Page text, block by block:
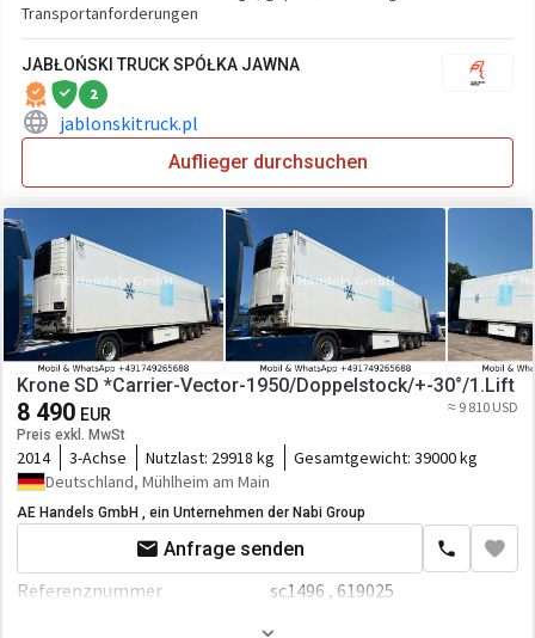
Aufbau
Laderaum-Länge
13400 mm
Laderaum-Breite
Laderaum-Höhe
2620 mm
Laderaum-Volumen
87 cbm
Transportanforderungen
JABŁOŃSKI TRUCK SPÓŁKA JAWNA
2
jablonskitruck.pl
Auflieger durchsuchen
Krone SD *Carrier-Vector-1950/Doppelstock/+-30°/1.Lift
8 490 EUR
Preis exkl. MwSt
≈ 9 810 USD
2014 3-Achse Nutzlast: 29918 kg Gesamtgewicht: 39000 kg
Deutschland, Mühlheim am Main
AE Handels GmbH , ein Unternehmen der Nabi Group
Anfrage senden
Referenznummer
sc1496 , 619025
01.07.2014